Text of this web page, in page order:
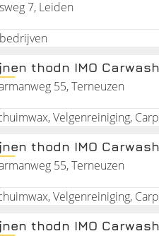
7, Leiden
thodn IMO
55, Terneuzen
Velgenreiniging,
thodn IMO
55, Terneuzen
Velgenreiniging,
thodn IMO